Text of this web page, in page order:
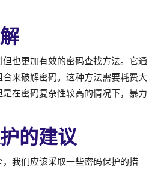
也更加有效的密码查找方法。它通
来破解密码。这种方法需要耗费大
在密码复杂性较高的情况下，暴力
的建议
我们应该采取一些密码保护的措